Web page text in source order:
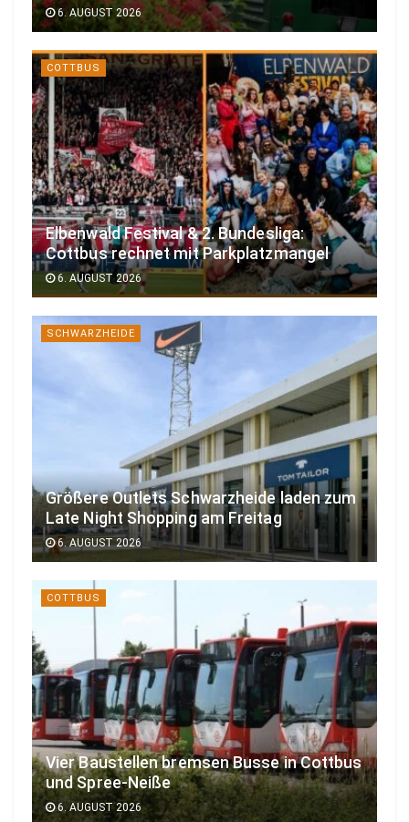
6. AUGUST 2026
COTTBUS
Elbenwald Festival & 2. Bundesliga:
Cottbus rechnet mit Parkplatzmangel
6. AUGUST 2026
SCHWARZHEIDE
Größere Outlets Schwarzheide laden zum
Late Night Shopping am Freitag
6. AUGUST 2026
COTTBUS
Vier Baustellen bremsen Busse in Cottbus
und Spree-Neiße
6. AUGUST 2026